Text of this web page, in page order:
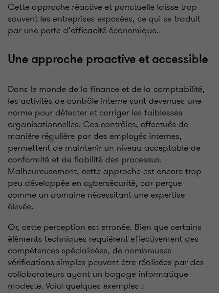
Cette approche réactive et ponctuelle laisse trop
souvent les entreprises exposées, ce qui se traduit
par une perte d’efficacité économique.
Une approche proactive et accessible
Dans le monde de la finance et de la comptabilité,
les activités de contrôle interne sont devenues une
norme pour détecter et corriger les faiblesses
organisationnelles. Ces contrôles, effectués de
manière régulière par des employés internes,
permettent de maintenir un niveau acceptable de
conformité et de fiabilité des processus.
Malheureusement, cette approche est encore trop
peu développée en cybersécurité, car perçue
comme un domaine nécessitant une expertise
élevée.
Or, cette perception est erronée. Bien que certains
éléments techniques requièrent effectivement des
compétences spécialisées, de nombreuses
vérifications simples peuvent être réalisées par des
collaborateurs ayant un bagage informatique
modeste. Voici quelques exemples :